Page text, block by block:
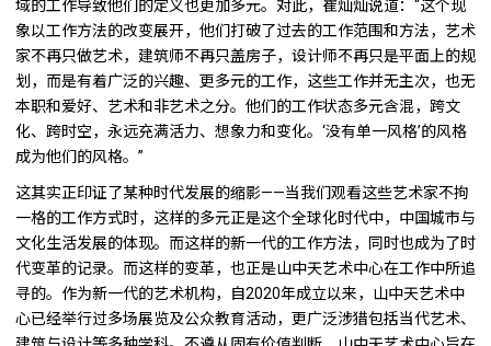
域的工作导致他们的定义也更加多元。对此，崔灿灿说道：“这个现
象以工作方法的改变展开，他们打破了过去的工作范围和方法，艺术
家不再只做艺术，建筑师不再只盖房子，设计师不再只是平面上的规
划，而是有着广泛的兴趣、更多元的工作，这些工作并无主次，也无
本职和爱好、艺术和非艺术之分。他们的工作状态多元含混，跨文
化、跨时空，永远充满活力、想象力和变化。‘没有单一风格’的风格
成为他们的风格。”
这其实正印证了某种时代发展的缩影——当我们观看这些艺术家不拘
一格的工作方式时，这样的多元正是这个全球化时代中，中国城市与
文化生活发展的体现。而这样的新一代的工作方法，同时也成为了时
代变革的记录。而这样的变革，也正是山中天艺术中心在工作中所追
寻的。作为新一代的艺术机构，自2020年成立以来，山中天艺术中
心已经举行过多场展览及公众教育活动，更广泛涉猎包括当代艺术、